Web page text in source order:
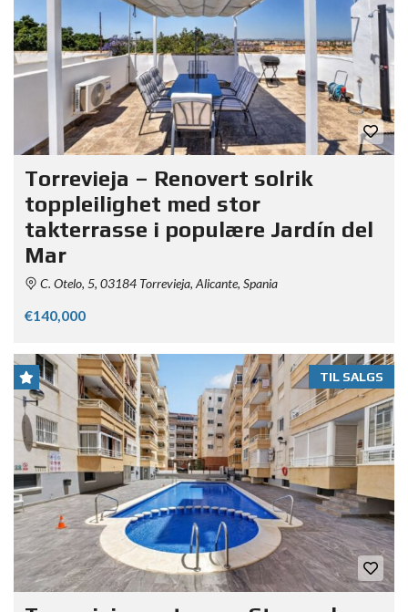
Torrevieja – Renovert solrik
toppleilighet med stor
takterrasse i populære Jardín del
Mar
C. Otelo, 5, 03184 Torrevieja, Alicante, Spania
€140,000
TIL SALGS